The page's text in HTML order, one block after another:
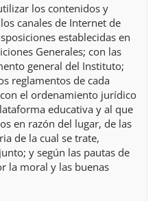
los contenidos y
canales de Internet de
establecidas en
Generales; con las
general del Instituto;
reglamentos de cada
el ordenamiento jurídico
educativa y al que
en razón del lugar, de las
de la cual se trate,
y según las pautas de
la moral y las buenas